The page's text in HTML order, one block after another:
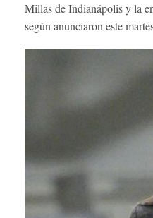
Millas de Indianápolis y la
según anunciaron este